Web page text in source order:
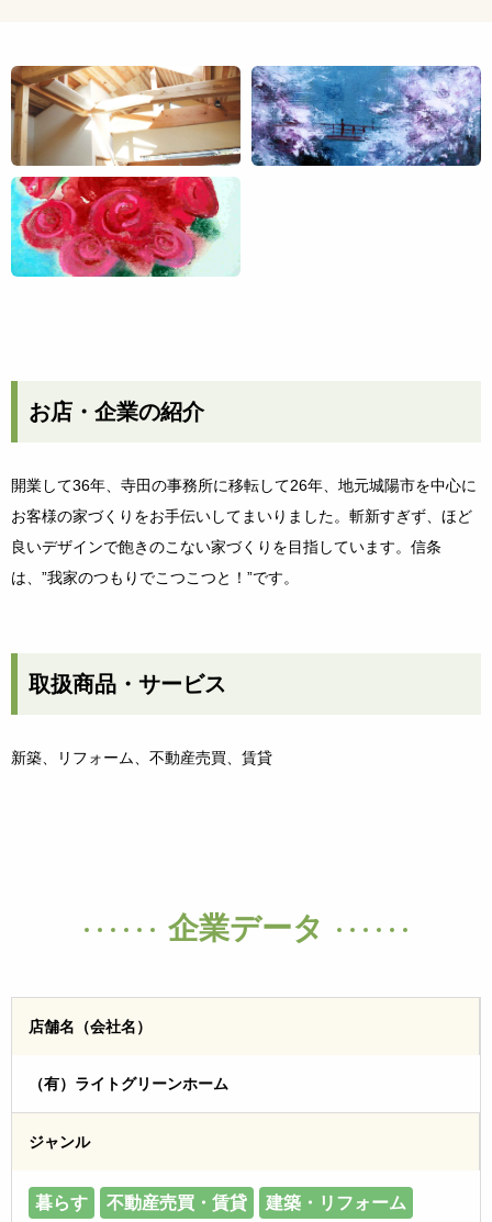
お店・企業の紹介
開業して36年、寺田の事務所に移転して26年、地元城陽市を中心に
お客様の家づくりをお手伝いしてまいりました。斬新すぎず、ほど
良いデザインで飽きのこない家づくりを目指しています。信条
は、”我家のつもりでこつこつと！”です。
取扱商品・サービス
新築、リフォーム、不動産売買、賃貸
企業データ
店舗名（会社名）
（有）ライトグリーンホーム
ジャンル
暮らす 不動産売買・賃貸
建築・リフォーム